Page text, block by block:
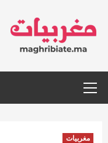
content
Menu
مغربيات